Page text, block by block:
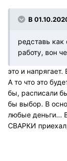
В
редставь как
работу, вон
это и
А то что это
бы, расписали
бы выбор. В
любые деньги...
СВАРКИ